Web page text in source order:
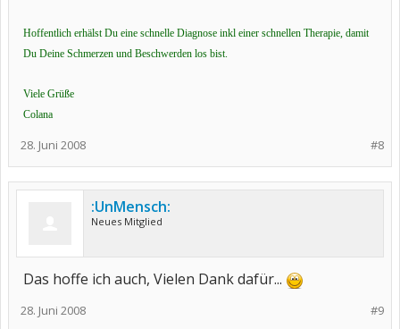
Hoffentlich erhälst Du eine schnelle Diagnose inkl einer schnellen Therapie, damit
Du Deine Schmerzen und Beschwerden los bist.
Viele Grüße
Colana
#8
28. Juni 2008
:UnMensch:
Neues Mitglied
Das hoffe ich auch, Vielen Dank dafür...
#9
28. Juni 2008